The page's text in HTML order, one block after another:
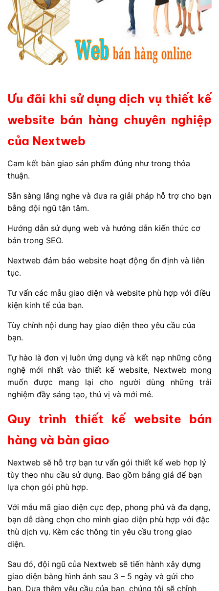
Ưu đãi khi sử dụng dịch vụ thiết kế
website bán hàng chuyên nghiệp
của Nextweb
Cam kết bàn giao sản phẩm đúng như trong thỏa
thuận.
Sẵn sàng lắng nghe và đưa ra giải pháp hỗ trợ cho bạn
bằng đội ngũ tận tâm.
Hướng dẫn sử dụng web và hướng dẫn kiến thức cơ
bản trong SEO.
Nextweb đảm bảo website hoạt động ổn định và liên
tục.
Tư vấn các mẫu giao diện và website phù hợp với điều
kiện kinh tế của bạn.
Tùy chỉnh nội dung hay giao diện theo yêu cầu của
bạn.
Tự hào là đơn vị luôn ứng dụng và kết nạp những công
nghệ mới nhất vào thiết kế website, Nextweb mong
muốn được mang lại cho người dùng những trải
nghiệm đầy sáng tạo, thú vị và mới mẻ.
Quy trình thiết kế website bán
hàng và bàn giao
Nextweb sẽ hỗ trợ bạn tư vấn gói thiết kế web hợp lý
tùy theo nhu cầu sử dụng. Bao gồm bảng giá để bạn
lựa chọn gói phù hợp.
Với mẫu mã giao diện cực đẹp, phong phú và đa dạng,
bạn dễ dàng chọn cho mình giao diện phù hợp với đặc
thù dịch vụ. Kèm các thông tin yêu cầu trong giao
diện.
Sau đó, đội ngũ của Nextweb sẽ tiến hành xây dựng
giao diện bằng hình ảnh sau 3 – 5 ngày và gửi cho
bạn. Dựa thêm yêu cầu của bạn, chúng tôi sẽ chỉnh